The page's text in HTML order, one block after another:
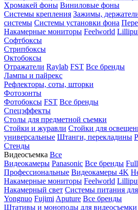
Хромакей фоны Виниловые фоны
Системы крепления Зажимы,
системы Системы установки фона
Накамерные мониторы Feelworld
Софтбоксы
Стрипбоксы
Октобоксы
Отражатели Raylab FST Все бренды
Лампы и пайрекс
Рефлекторы, соты, шторки
Фотозонты
Фотобоксы FST Все бренды
Спецэффекты
Столы для предметной съемки
Стойки и журавли Стойки для
универсальные Штанги, перекладины
Стенды
Видеосъемка Все
Видеокамеры Panasonic Все бренды
Профессиональные Видеокамеры 4K
Накамерные мониторы Feelworld
Накамерный свет Системы питания
Yongnuo Fujimi Aputure Все бренды
Штативы и моноподы для видеосъемки